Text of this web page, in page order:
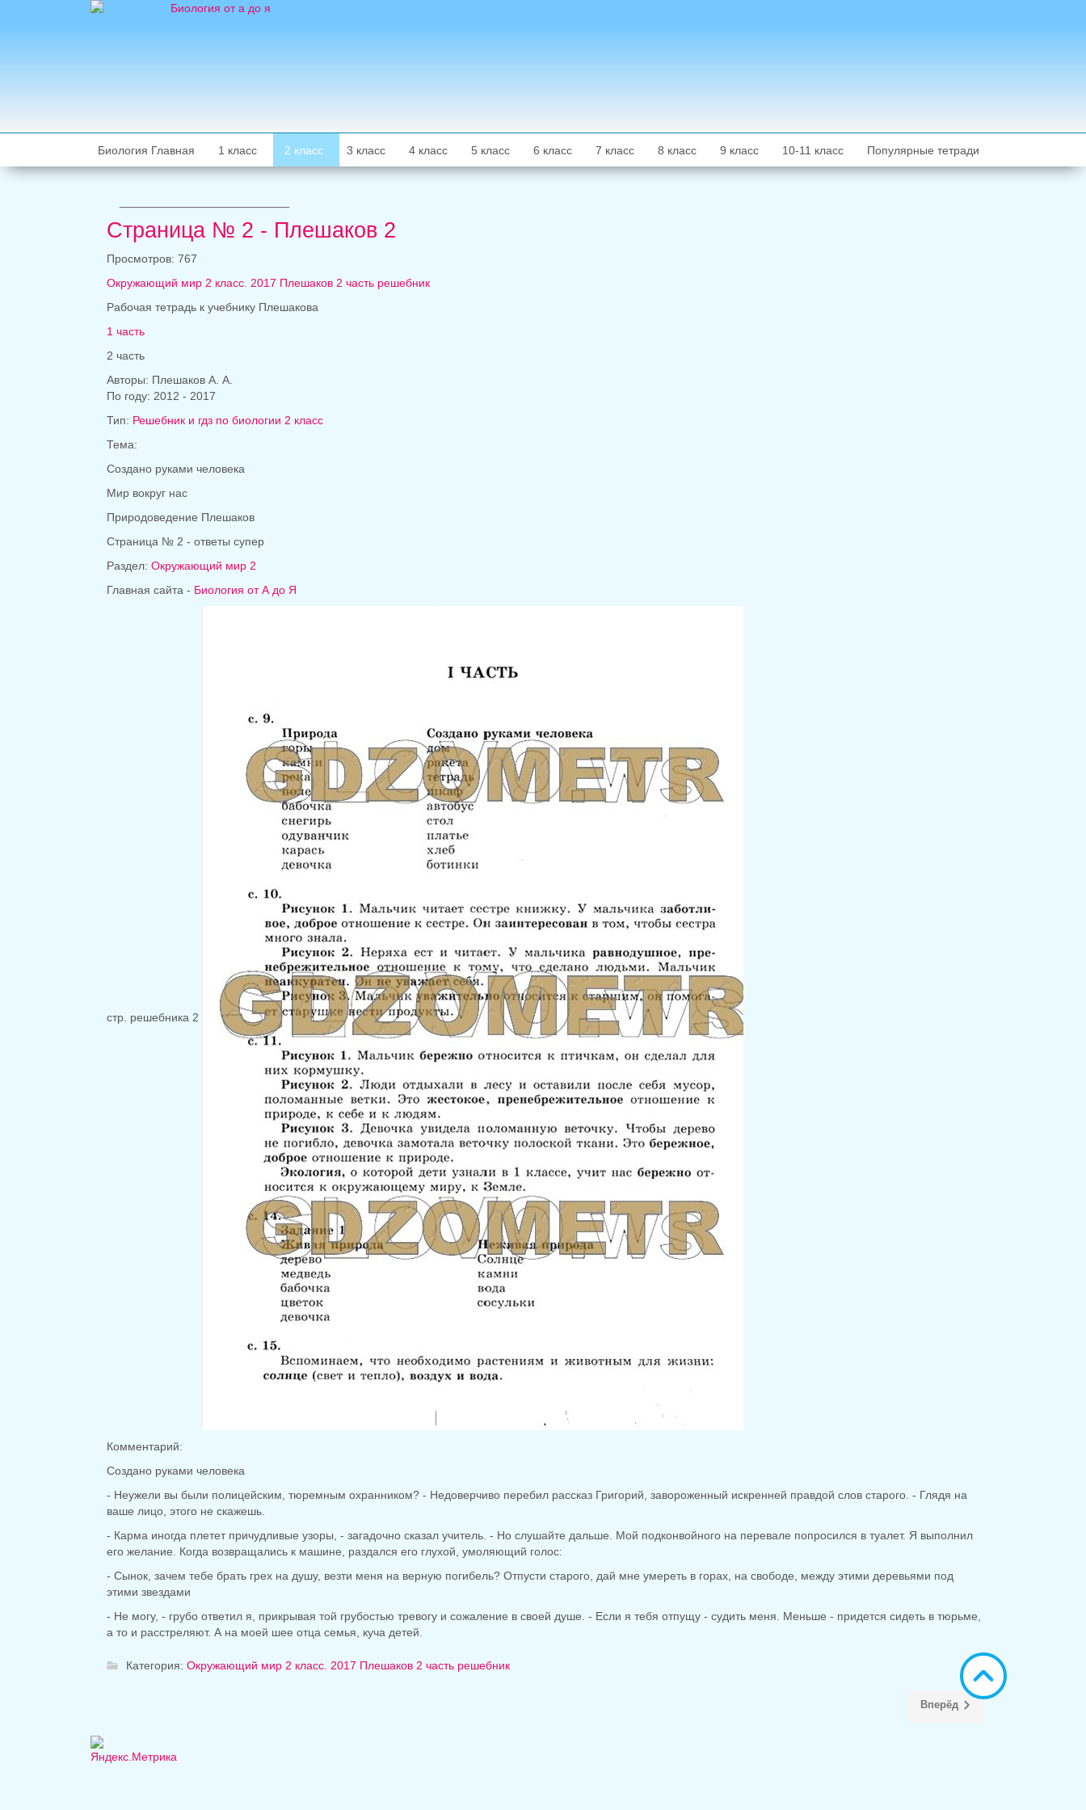
Биология Главная 1 класс 2 класс 3 класс 4 класс 5 класс 6 класс 7 класс 8 класс 9 класс 10-11 класс Популярные тетради
Страница № 2 - Плешаков 2
Просмотров: 767
Окружающий мир 2 класс. 2017 Плешаков 2 часть решебник
Рабочая тетрадь к учебнику Плешакова
1 часть
2 часть
Авторы: Плешаков А. А.
По году: 2012 - 2017
Тип: Решебник и гдз по биологии 2 класс
Тема:
Создано руками человека
Мир вокруг нас
Природоведение Плешаков
Страница № 2 - ответы супер
Раздел: Окружающий мир 2
Главная сайта - Биология от А до Я
стр. решебника 2
Комментарий:
Создано руками человека
- Неужели вы были полицейским, тюремным охранником? - Недоверчиво перебил рассказ Григорий, завороженный искренней правдой слов старого. - Глядя на
ваше лицо, этого не скажешь.
- Карма иногда плетет причудливые узоры, - загадочно сказал учитель. - Но слушайте дальше. Мой подконвойного на перевале попросился в туалет. Я выполнил
его желание. Когда возвращались к машине, раздался его глухой, умоляющий голос:
- Сынок, зачем тебе брать грех на душу, везти меня на верную погибель? Отпусти старого, дай мне умереть в горах, на свободе, между этими деревьями под
этими звездами
- Не могу, - грубо ответил я, прикрывая той грубостью тревогу и сожаление в своей душе. - Если я тебя отпущу - судить меня. Меньше - придется сидеть в тюрьме,
а то и расстреляют. А на моей шее отца семья, куча детей.
Категория: Окружающий мир 2 класс. 2017 Плешаков 2 часть решебник
Вперёд